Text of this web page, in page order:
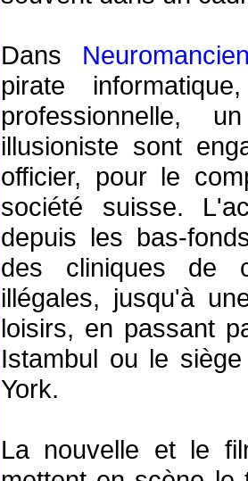
Dans
pirate
professionnelle,
illusioniste sont
officier, pour le
société suisse.
depuis les bas-
des cliniques de
illégales, jusqu'à
loisirs, en passant
Istambul ou le
York.
La nouvelle et le